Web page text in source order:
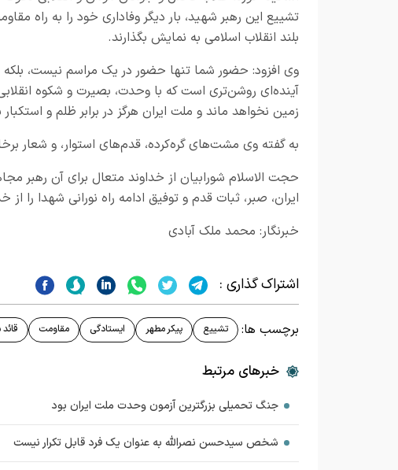
تشییع این رهبر شهید، بار دیگر وفاداری خود را به راه
بلند انقلاب اسلامی به نمایش بگذارند.
وی افزود: حضور شما تنها حضور در یک مراسم نیست، بلکه
آینده‌ای روشن‌تری است که با وحدت، بصیرت و شکوه
زمین نخواهد ماند و ملت ایران هرگز در برابر ظلم و
به گفته وی مشت‌های گره‌کرده، قدم‌های استوار، و شعار
حجت الاسلام شورابیان از خداوند متعال برای آن رهبر
ایران، صبر، ثبات قدم و توفیق ادامه راه نورانی شهدا را از
خبرنگار: محمد ملک آبادی
اشتراک گذاری :
برچسب ها: تشییع پیکر مطهر ایستادگی مقاومت
خبرهای مرتبط
جنگ تحمیلی بزرگترین آزمون وحدت ملت ایران بود
شخص سیدحسن نصرالله به عنوان یک فرد قابل تکرار نیست